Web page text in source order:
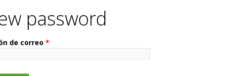
password
de correo *